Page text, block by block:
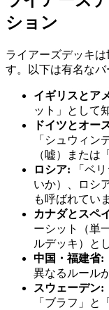
ション
ライアーズデッキ
す。以下は有名なバ
イギリスとア
ット」として
ドイツとオー
「シュウィン
（嘘）または
ロシア: 「ベ
いか）、ロシ
も呼ばれてい
カナダとスペ
ーシット（単
ルデッキ）と
中国・福建省:
異なるルール
スウェーデン:
「ブラフ」と